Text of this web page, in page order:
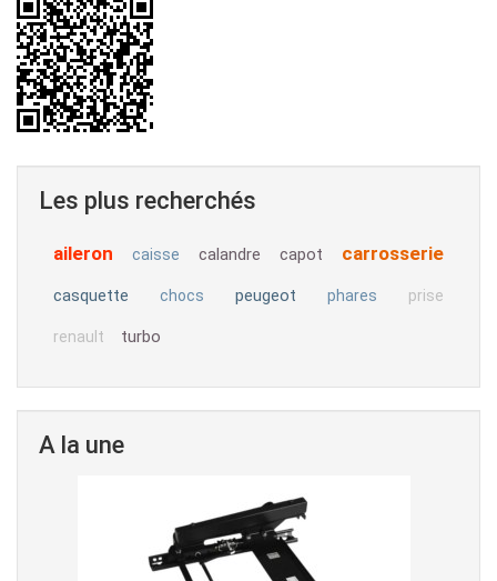
Les plus recherchés
aileron caisse calandre capot carrosserie
casquette chocs peugeot phares prise
renault turbo
A la une